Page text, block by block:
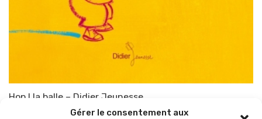
Gérer le consentement aux
Hop ! la balle – Didier Jeunesse
TOP-PARENTS 6 juin 2011